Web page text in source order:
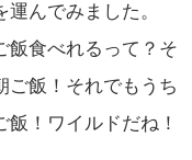
んでみました。
食べれるって？そ
ご飯！それでもうち
！ワイルドだね！